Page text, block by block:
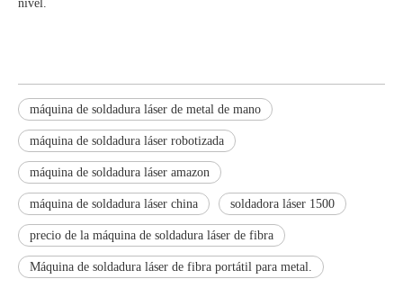
nivel.
máquina de soldadura láser de metal de mano
máquina de soldadura láser robotizada
máquina de soldadura láser amazon
máquina de soldadura láser china soldadora láser 1500
precio de la máquina de soldadura láser de fibra
Máquina de soldadura láser de fibra portátil para metal.